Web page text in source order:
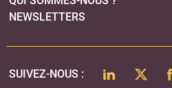
COOKIES